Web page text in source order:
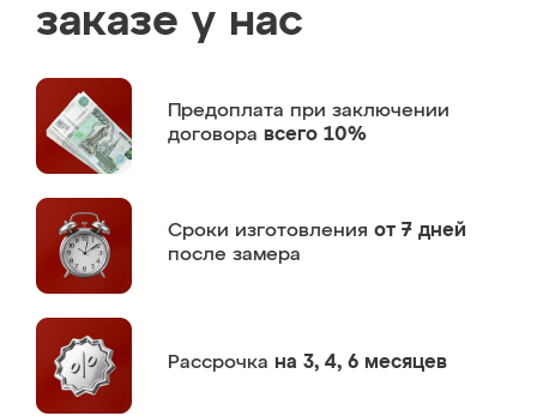
заказе у нас
Предоплата при заключении
договора всего 10%
Сроки изготовления от 7 дней
после замера
Рассрочка на 3, 4, 6 месяцев